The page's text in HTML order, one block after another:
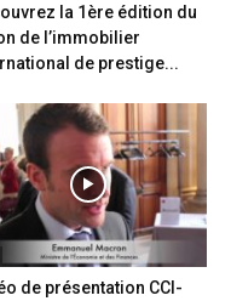
la 1ère édition du
de l’immobilier
de prestige...
de présentation CCI-